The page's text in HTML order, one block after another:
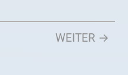
WEITER →